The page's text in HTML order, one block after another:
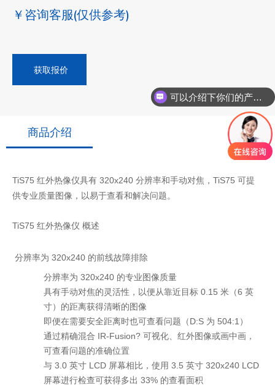
￥咨询客服(仅供参考)
获取报价
商品介绍
TiS75 红外热像仪具有 320x240 分辨率和手动对焦，TiS75 可提
供专业质量图像，以易于查看和解决问题。
TiS75 红外热像仪 概述
分辨率为 320x240 的前线故障排除
分辨率为 320x240 的专业图像质量
具有手动对焦的灵活性，以便从靠近目标 0.15 米（6 英
寸）的距离获得清晰的图像
即便在需要安全距离时也可查看问题（D:S 为 504:1）
通过精确混合 IR-Fusion? 可视化、红外图像或画中画，
可查看问题的准确位置
与 3.0 英寸 LCD 屏幕相比，使用 3.5 英寸 320x240 LCD
屏幕进行检查可获得多出 33% 的查看面积
你们是怎么收费的呢？